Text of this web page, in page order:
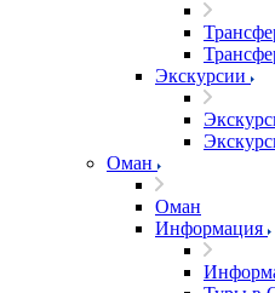
Экскурсии
Оман
Оман
Информация